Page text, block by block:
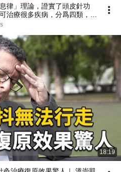
律」理論，證實了頭皮針功
治療很多疾病，分爲四類，中
疼痛與感覺異常，外感與內臟
18:19